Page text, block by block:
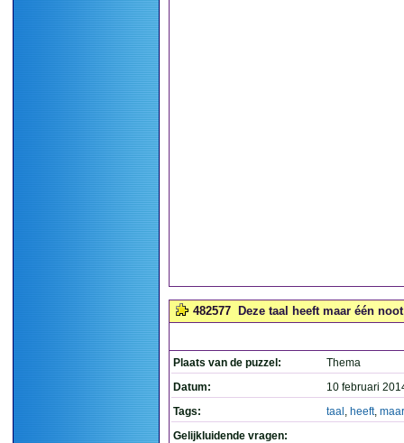
482577 Deze taal heeft maar één
Plaats van de puzzel:
Thema
Datum:
10 februari
Tags:
taal , heeft, maar
Gelijkluidende vragen: